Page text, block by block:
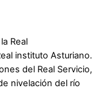
Real
instituto Asturiano.
del Real Servicio,
nivelación del río